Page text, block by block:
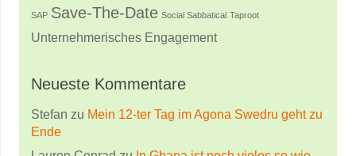
SAP Save-The-Date Social Sabbatical Taproot
Unternehmerisches Engagement
Neueste Kommentare
Stefan zu Mein 12-ter Tag im Agona Swedru geht zu
Ende